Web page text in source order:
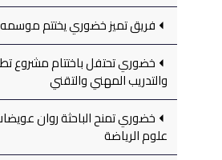
فريق تميز خضوري يختتم
خضوري تحتفل باختتام مشروع
والتدريب المهني والتقني
خضوري تمنح الباحثة روان
علوم الرياضة